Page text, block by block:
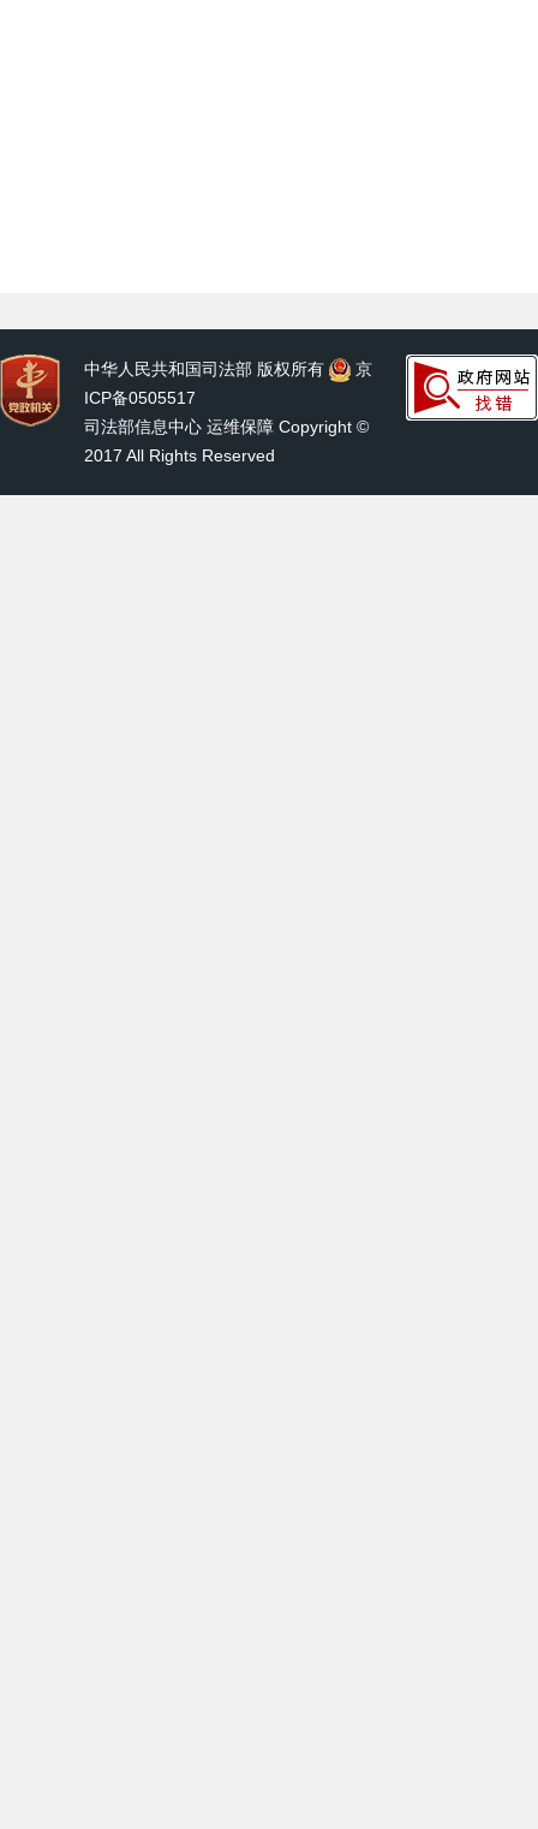
中华人民共和国司法部 版权所有
京
ICP备0505517
司法部信息中心 运维保障 Copyright ©
2017 All Rights Reserved